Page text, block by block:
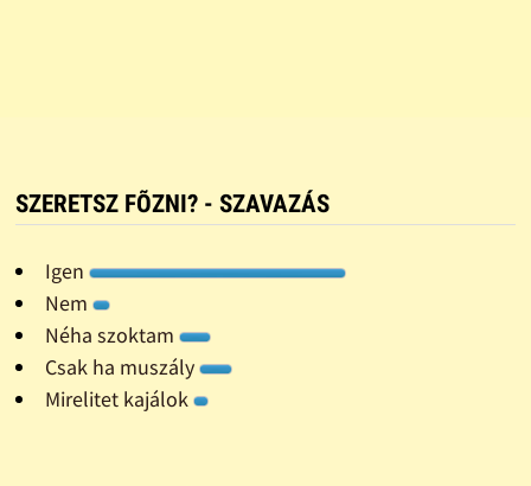
SZERETSZ FÕZNI? - SZAVAZÁS
Igen
Nem
Néha szoktam
Csak ha muszály
Mirelitet kajálok